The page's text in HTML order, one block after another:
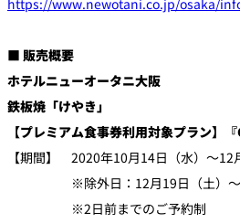
■ 販売概要
ホテルニューオータニ大阪
鉄板焼「けやき」
【プレミアム食事券利用対象プラン】
【期間】 2020年10月14日（水）～12
※除外日：12月19日（土）～27
※2日前までのご予約制